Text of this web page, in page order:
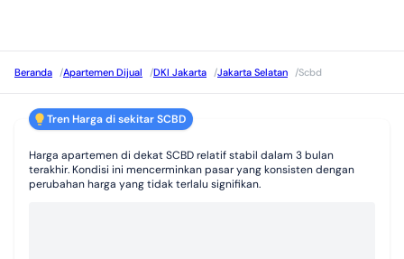
Beranda /Apartemen Dijual /DKI Jakarta /Jakarta Selatan /Scbd
Tren Harga di sekitar SCBD
Harga apartemen di dekat SCBD relatif stabil dalam 3 bulan
terakhir. Kondisi ini mencerminkan pasar yang konsisten dengan
perubahan harga yang tidak terlalu signifikan.